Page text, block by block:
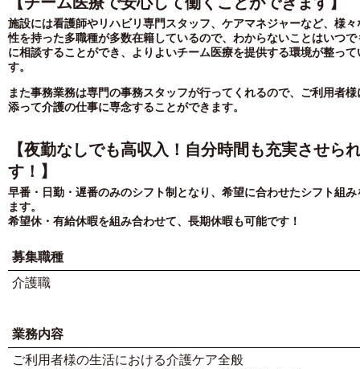
施設には看護師やリハビリ専門スタッフ、ケアマネジャーなど、様々
性を持った多職種が多数在籍しているので、わからないことはいつで
に相談することができ、よりよいチーム医療を提供する環境が整って
す。
また事務業務は専門の事務スタッフが行ってくれるので、ご利用者様
添って介護の仕事に専念することができます。
【夜勤なしでも高収入！自分時間も充実させら
す！】
早番・日勤・遅番のみのシフト制となり、希望に合わせたシフト組み
ます。
希望休・有給休暇を組み合わせて、長期休暇も可能です！
募集職種
介護職
業務内容
ご利用者様の生活における介護ケア全般